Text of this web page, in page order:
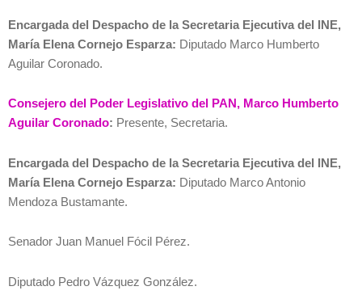
Encargada del Despacho de la Secretaria Ejecutiva del INE,
María Elena Cornejo Esparza: Diputado Marco Humberto
Aguilar Coronado.
Consejero del Poder Legislativo del PAN, Marco Humberto
Aguilar Coronado: Presente, Secretaria.
Encargada del Despacho de la Secretaria Ejecutiva del INE,
María Elena Cornejo Esparza: Diputado Marco Antonio
Mendoza Bustamante.
Senador Juan Manuel Fócil Pérez.
Diputado Pedro Vázquez González.